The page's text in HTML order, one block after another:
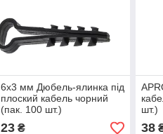
6х3 мм Дюбель-ялинка пiд
плоский кабель чорний
(пак. 100 шт.)
23₴
шт.)
38